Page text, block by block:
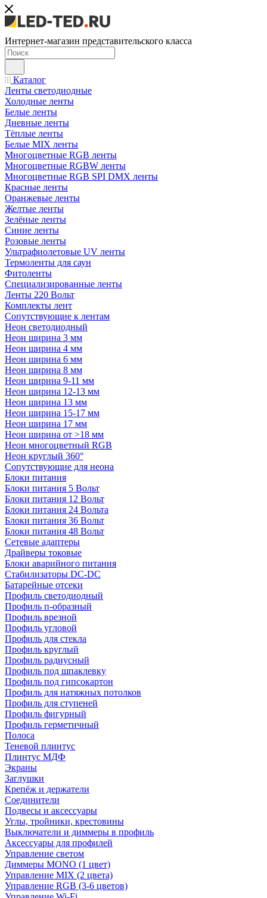
Интернет-магазин представительского класса
Каталог
Ленты светодиодные
Холодные ленты
Белые ленты
Дневные ленты
Тёплые ленты
Белые MIX ленты
Многоцветные RGB ленты
Многоцветные RGBW ленты
Многоцветные RGB SPI DMX ленты
Красные ленты
Оранжевые ленты
Желтые ленты
Зелёные ленты
Синие ленты
Розовые ленты
Ультрафиолетовые UV ленты
Термоленты для саун
Фитоленты
Специализированные ленты
Ленты 220 Вольт
Комплекты лент
Сопутствующие к лентам
Неон светодиодный
Неон ширина 3 мм
Неон ширина 4 мм
Неон ширина 6 мм
Неон ширина 8 мм
Неон ширина 9-11 мм
Неон ширина 12-13 мм
Неон ширина 13 мм
Неон ширина 15-17 мм
Неон ширина 17 мм
Неон ширина от >18 мм
Неон многоцветный RGB
Неон круглый 360°
Сопутствующие для неона
Блоки питания
Блоки питания 5 Вольт
Блоки питания 12 Вольт
Блоки питания 24 Вольта
Блоки питания 36 Вольт
Блоки питания 48 Вольт
Сетевые адаптеры
Драйверы токовые
Блоки аварийного питания
Стабилизаторы DC-DC
Батарейные отсеки
Профиль светодиодный
Профиль п-образный
Профиль врезной
Профиль угловой
Профиль для стекла
Профиль круглый
Профиль радиусный
Профиль под шпаклевку
Профиль под гипсокартон
Профиль для натяжных потолков
Профиль для ступеней
Профиль фигурный
Профиль герметичный
Полоса
Теневой плинтус
Плинтус МДФ
Экраны
Заглушки
Крепёж и держатели
Соединители
Подвесы и аксессуары
Углы, тройники, крестовины
Выключатели и диммеры в профиль
Аксессуары для профилей
Управление светом
Диммеры MONO (1 цвет)
Управление MIX (2 цвета)
Управление RGB (3-6 цветов)